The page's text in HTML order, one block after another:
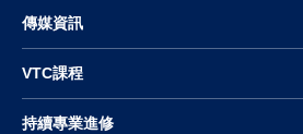
傳媒資訊
VTC課程
持續專業進修